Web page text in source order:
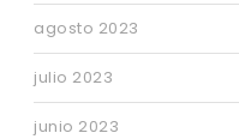
agosto 2023
julio 2023
junio 2023